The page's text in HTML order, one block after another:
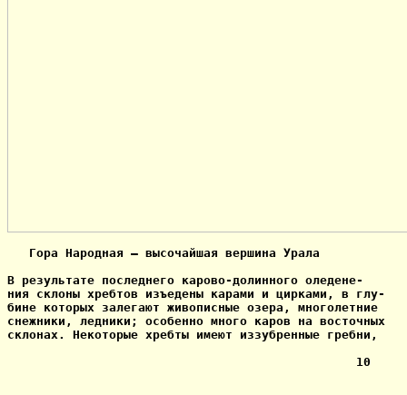
   Гора Народная — высочайшая вершина Урала
В результате последнего карово-долинного оледене-
ния склоны хребтов изъедены карами и цирками, в глу-
бине которых залегают живописные озера, многолетние
снежники, ледники; особенно много каров на восточных
склонах. Некоторые хребты имеют иззубренные гребни,
                                                10